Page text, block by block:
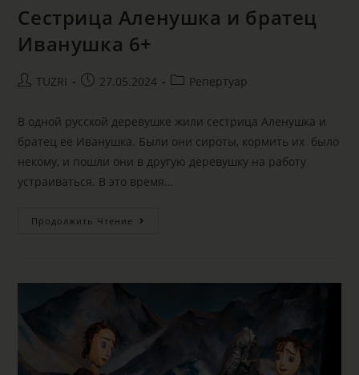
Сестрица Аленушка и братец
Иванушка 6+
TUZRI 27.05.2024 Репертуар
В одной русской деревушке жили сестрица Аленушка и
братец ее Иванушка. Были они сироты, кормить их было
некому, и пошли они в другую деревушку на работу
устраиваться. В это время…
Продолжить Чтение